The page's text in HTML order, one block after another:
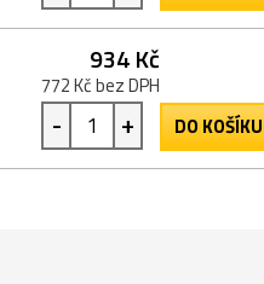
934 Kč
772 Kč bez DPH
- + DO KOŠÍKU